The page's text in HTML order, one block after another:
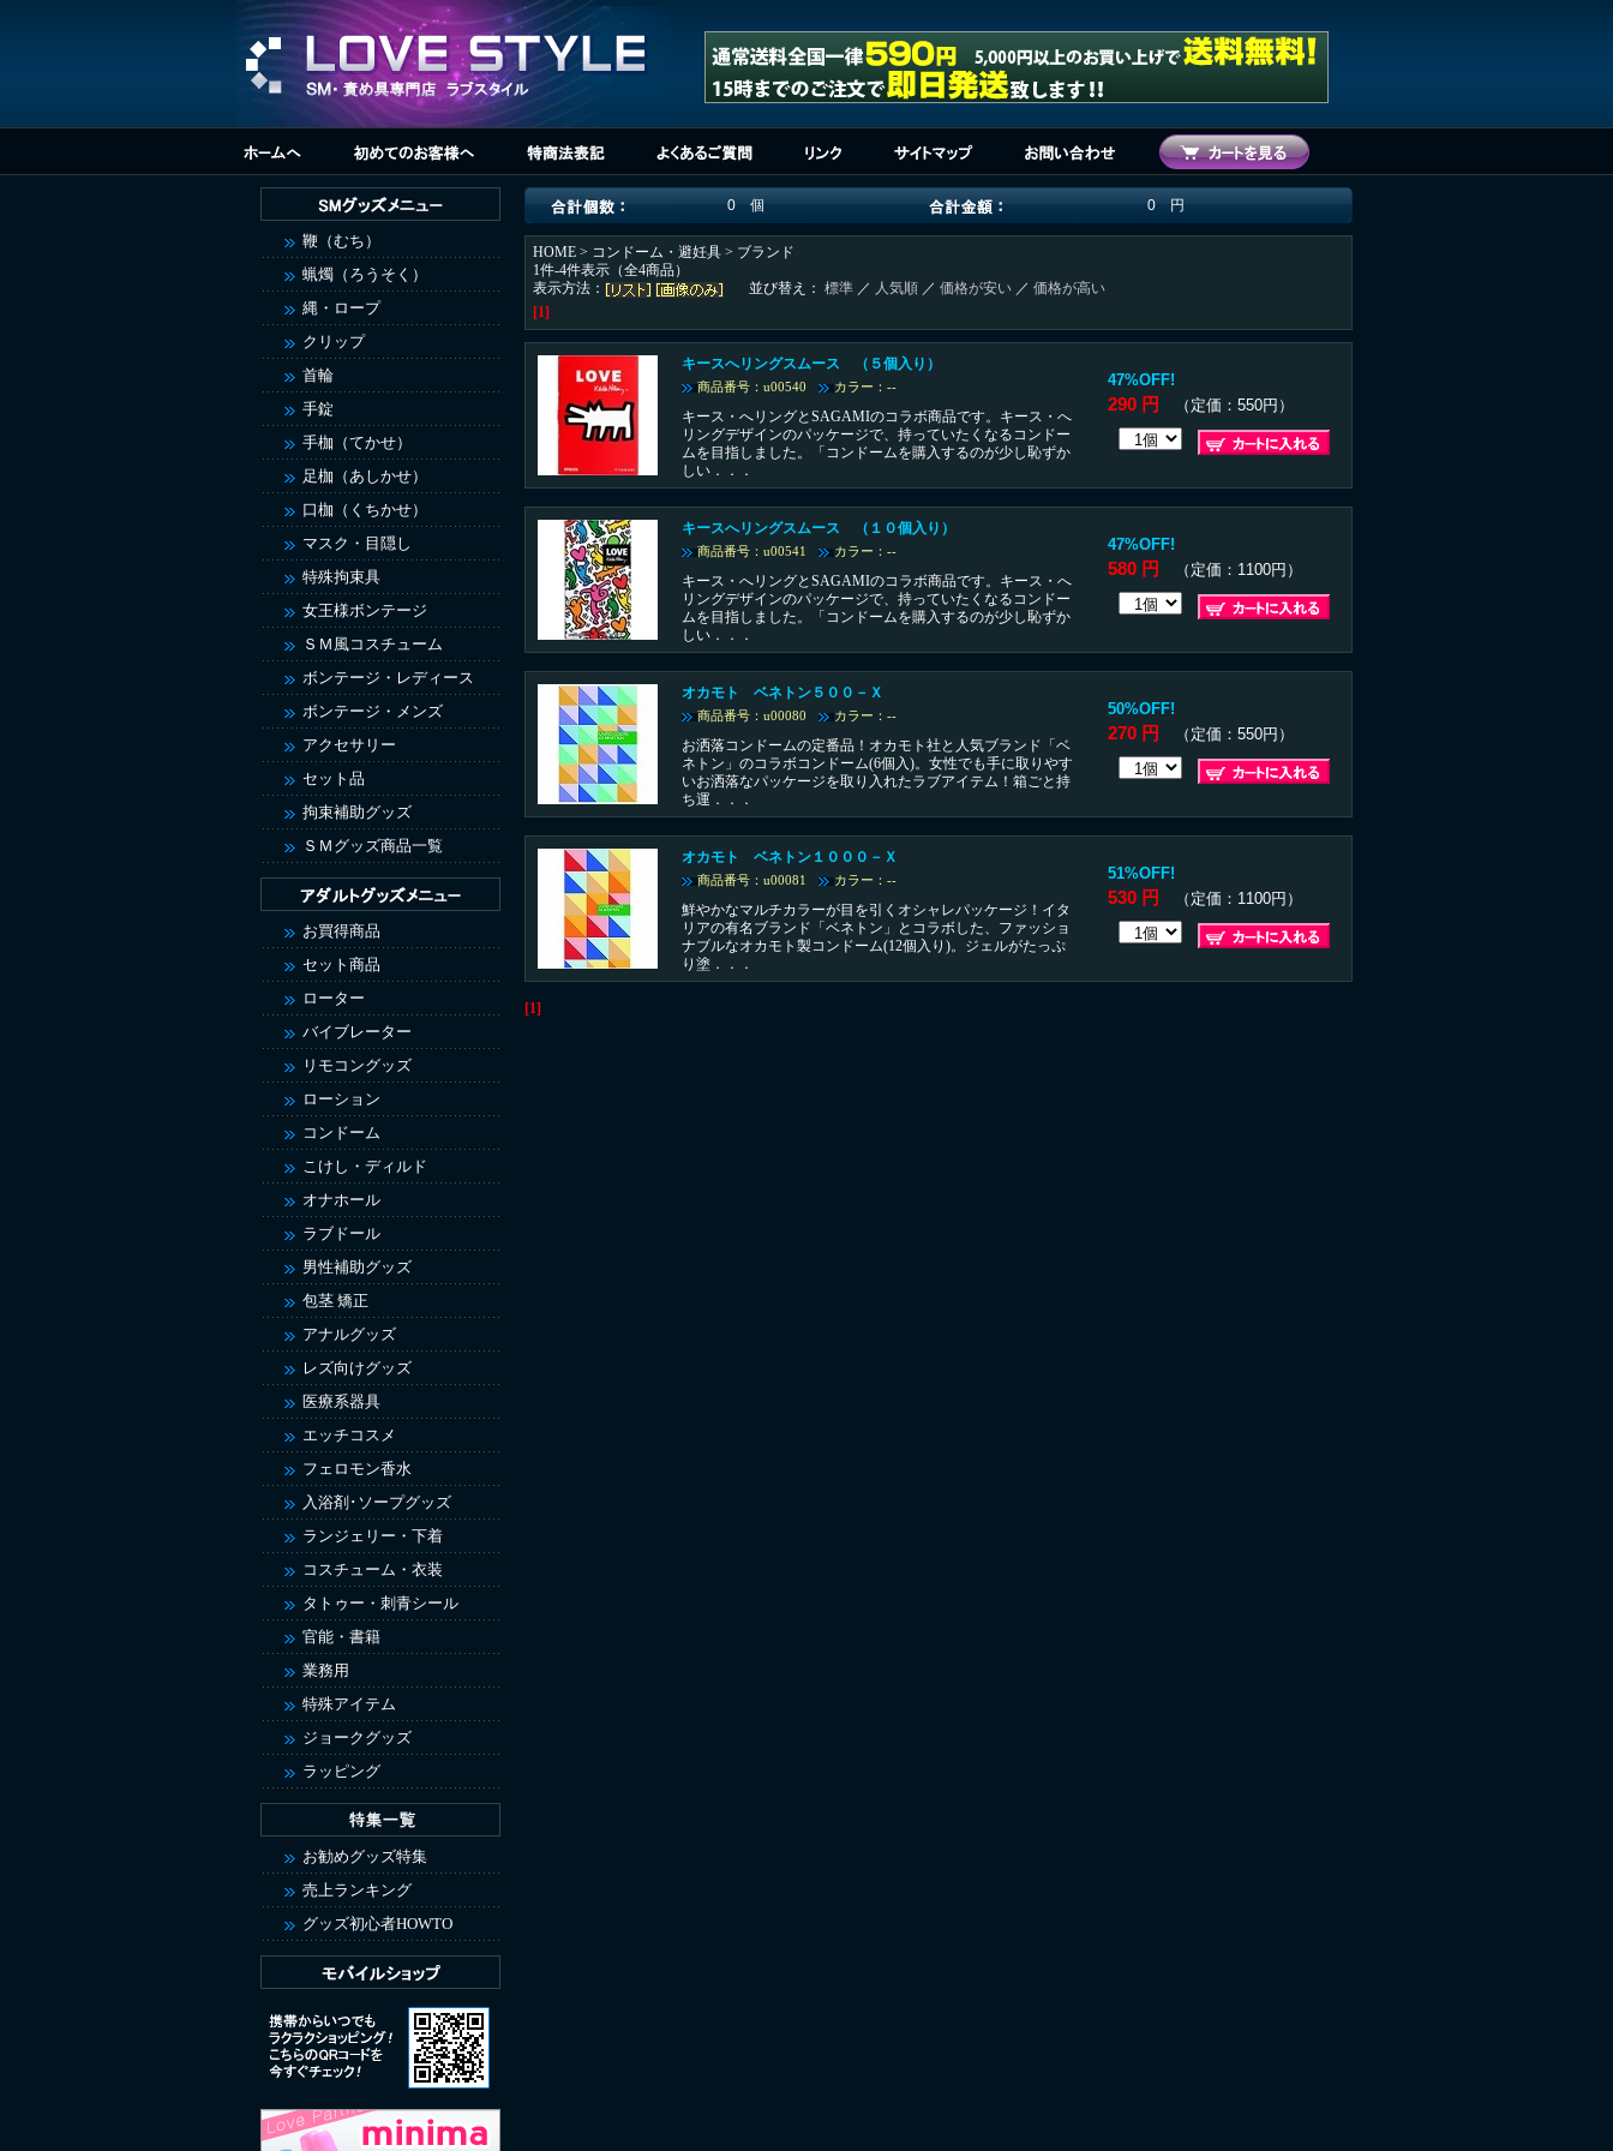
鞭（むち）
蝋燭（ろうそく）
縄・ロープ
クリップ
首輪
手錠
手枷（てかせ）
足枷（あしかせ）
口枷（くちかせ）
マスク・目隠し
特殊拘束具
女王様ボンテージ
ＳＭ風コスチューム
ボンテージ・レディース
ボンテージ・メンズ
アクセサリー
セット品
拘束補助グッズ
ＳＭグッズ商品一覧
お買得商品
セット商品
ローター
バイブレーター
リモコングッズ
ローション
コンドーム
こけし・ディルド
オナホール
ラブドール
男性補助グッズ
包茎 矯正
アナルグッズ
レズ向けグッズ
医療系器具
エッチコスメ
フェロモン香水
入浴剤･ソープグッズ
ランジェリー・下着
コスチューム・衣装
タトゥー・刺青シール
官能・書籍
業務用
特殊アイテム
ジョークグッズ
ラッピング
お勧めグッズ特集
売上ランキング
グッズ初心者HOWTO
0 個 0 円
HOME > コンドーム・避妊具 > ブランド
1件-4件表示（全4商品）
表示方法：
並び替え： 標準 ／ 人気順 ／ 価格が安い ／ 価格が高い
[1]
キースへリングスムース （５個入り）
商品番号：u00540 カラー：--
キース・へリングとSAGAMIのコラボ商品です。キース・へ
リングデザインのパッケージで、持っていたくなるコンドー
ムを目指しました。「コンドームを購入するのが少し恥ずか
しい．．．
47%OFF!
290 円 （定価：550円）
キースへリングスムース （１０個入り）
商品番号：u00541 カラー：--
キース・へリングとSAGAMIのコラボ商品です。キース・へ
リングデザインのパッケージで、持っていたくなるコンドー
ムを目指しました。「コンドームを購入するのが少し恥ずか
しい．．．
47%OFF!
580 円 （定価：1100円）
オカモト ベネトン５００－Ｘ
商品番号：u00080 カラー：--
お洒落コンドームの定番品！オカモト社と人気ブランド「ベ
ネトン」のコラボコンドーム(6個入)。女性でも手に取りやす
いお洒落なパッケージを取り入れたラブアイテム！箱ごと持
ち運．．．
50%OFF!
270 円 （定価：550円）
オカモト ベネトン１０００－Ｘ
商品番号：u00081 カラー：--
鮮やかなマルチカラーが目を引くオシャレパッケージ！イタ
リアの有名ブランド「ベネトン」とコラボした、ファッショ
ナブルなオカモト製コンドーム(12個入り)。ジェルがたっぷ
り塗．．．
51%OFF!
530 円 （定価：1100円）
[1]